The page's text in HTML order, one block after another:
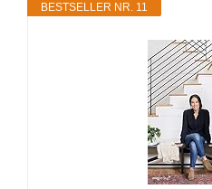
BESTSELLER NR. 11